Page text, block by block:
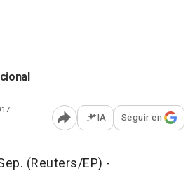
Abrir opciones para
IA Seguir en
(Reuters/EP) -